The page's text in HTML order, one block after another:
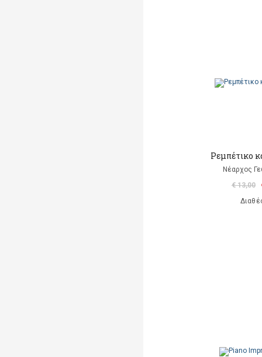
Ρεμπέτικο
Νέαρχος
€ 13,00